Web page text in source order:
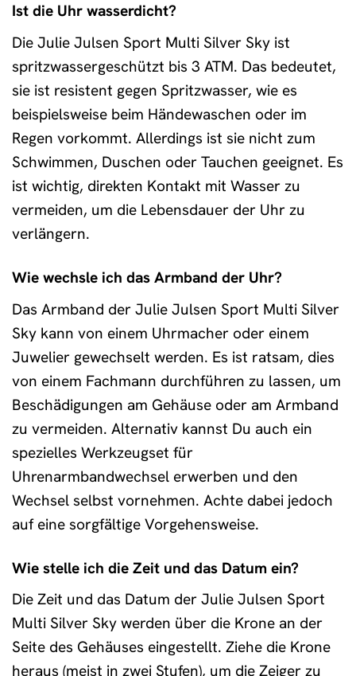
Ist die Uhr wasserdicht?
Die Julie Julsen Sport Multi Silver Sky ist
spritzwassergeschützt bis 3 ATM. Das bedeutet,
sie ist resistent gegen Spritzwasser, wie es
beispielsweise beim Händewaschen oder im
Regen vorkommt. Allerdings ist sie nicht zum
Schwimmen, Duschen oder Tauchen geeignet. Es
ist wichtig, direkten Kontakt mit Wasser zu
vermeiden, um die Lebensdauer der Uhr zu
verlängern.
Wie wechsle ich das Armband der Uhr?
Das Armband der Julie Julsen Sport Multi Silver
Sky kann von einem Uhrmacher oder einem
Juwelier gewechselt werden. Es ist ratsam, dies
von einem Fachmann durchführen zu lassen, um
Beschädigungen am Gehäuse oder am Armband
zu vermeiden. Alternativ kannst Du auch ein
spezielles Werkzeugset für
Uhrenarmbandwechsel erwerben und den
Wechsel selbst vornehmen. Achte dabei jedoch
auf eine sorgfältige Vorgehensweise.
Wie stelle ich die Zeit und das Datum ein?
Die Zeit und das Datum der Julie Julsen Sport
Multi Silver Sky werden über die Krone an der
Seite des Gehäuses eingestellt. Ziehe die Krone
heraus (meist in zwei Stufen), um die Zeiger zu